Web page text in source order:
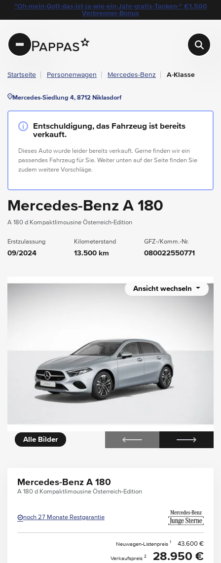
Navigation überspringen
Zum Hauptcontent
Zur Hauptnavigation springen
layout.table-of-content
Technische Daten
Fahrzeugausstattung
Leasing
Standort & Ansprechpartner
Garantie
Ihre Vorteile auf einen Blick
Angebote & Aktionen bei Pappas
"Oh-mein-Gott-das-ist-ja-wie-ein-Jahr-gratis-Tanken-" €1.500
Verbrenner-Bonus
Pappas
Startseite Personenwagen Mercedes-Benz A-Klasse
Mercedes-Siedlung 4, 8712 Niklasdorf
Entschuldigung, das Fahrzeug ist bereits
verkauft.
Dieses Auto wurde leider bereits verkauft. Gerne finden wir ein
passendes Fahrzeug für Sie. Weiter unten auf der Seite finden Sie
zudem weitere Vorschläge.
Mercedes-Benz A 180
A 180 d Kompaktlimousine Österreich-Edition
Erstzulassung
09/2024
Kilometerstand
13.500 km
GFZ-/Komm.-Nr.
080022550771
Ansicht wechseln
Alle Bilder
Mercedes-Benz A 180
A 180 d Kompaktlimousine Österreich-Edition
noch 27 Monate Restgarantie
Neuwagen-Listenpreis 1 43.600 €
Verkaufspreis 2 28.950 €